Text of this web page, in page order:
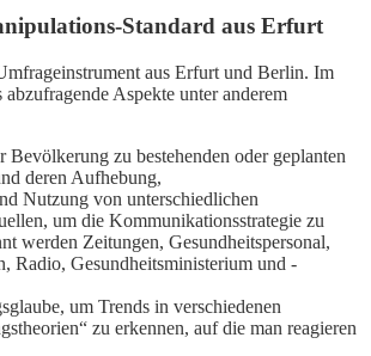
Standard aus Erfurt
aus Erfurt und Berlin. Im
Aspekte unter anderem
Bevölkerung zu bestehenden oder geplanten
deren Aufhebung,
Nutzung von unterschiedlichen
um die Kommunikationsstrategie zu
werden Zeitungen, Gesundheitspersonal,
Radio, Gesundheitsministerium und -
um Trends in verschiedenen
zu erkennen, auf die man reagieren